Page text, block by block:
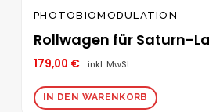
PHOTOBIOMODULATION
Rollwagen für Saturn-
179,00 € inkl. MwSt.
IN DEN WARENKORB